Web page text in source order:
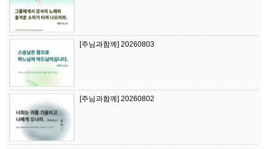
[주님과함께] 20260803
[주님과함께] 20260802